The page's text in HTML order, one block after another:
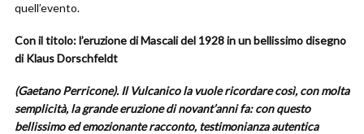
quell’evento.
Con il titolo: l’eruzione di Mascali del 1928 in un bellissimo disegno
di Klaus Dorschfeldt
(Gaetano Perricone). Il Vulcanico la vuole ricordare così, con molta
semplicità, la grande eruzione di novant’anni fa: con questo
bellissimo ed emozionante racconto, testimonianza autentica